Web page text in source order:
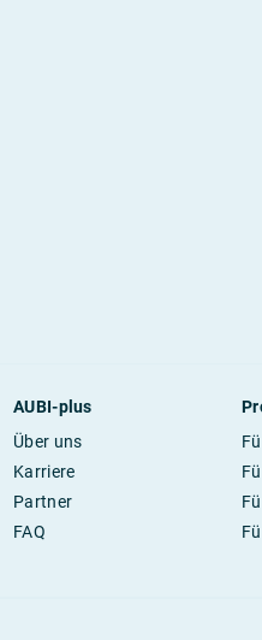
AUBI-plus
Über uns
Karriere
Partner
FAQ